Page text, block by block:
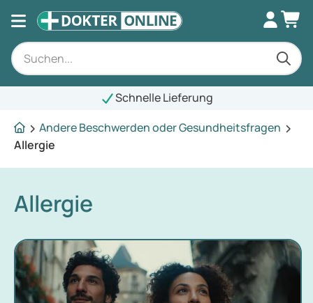
Schnelle Lieferung
Andere Beschwerden oder Gesundheitsfragen
Allergie
Allergie